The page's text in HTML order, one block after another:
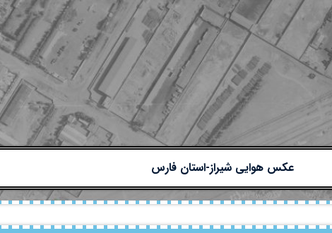
عکس هوایی شیراز-استان فارس